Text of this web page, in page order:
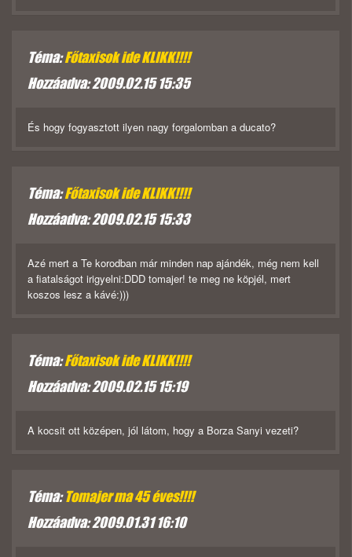
Téma:Főtaxisok ide KLIKK!!!!
Hozzáadva: 2009.02.15 15:35
És hogy fogyasztott ilyen nagy forgalomban a ducato?
Téma:Főtaxisok ide KLIKK!!!!
Hozzáadva: 2009.02.15 15:33
Azé mert a Te korodban már minden nap ajándék, még nem kell
a fiatalságot irigyelni:DDD tomajer! te meg ne köpjél, mert
koszos lesz a kávé:)))
Téma:Főtaxisok ide KLIKK!!!!
Hozzáadva: 2009.02.15 15:19
A kocsit ott középen, jól látom, hogy a Borza Sanyi vezeti?
Téma:Tomajer ma 45 éves!!!!
Hozzáadva: 2009.01.31 16:10